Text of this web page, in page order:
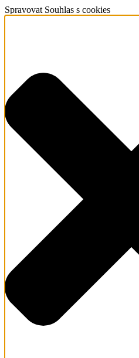
Spravovat Souhlas s cookies